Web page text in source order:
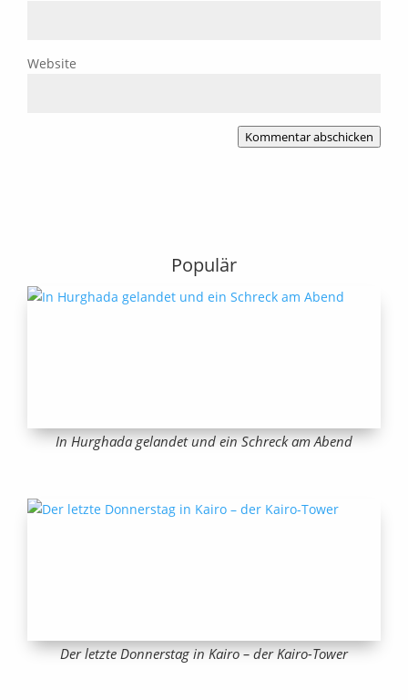
Website
Kommentar abschicken
Populär
In Hurghada gelandet und ein Schreck am Abend
Der letzte Donnerstag in Kairo – der Kairo-Tower